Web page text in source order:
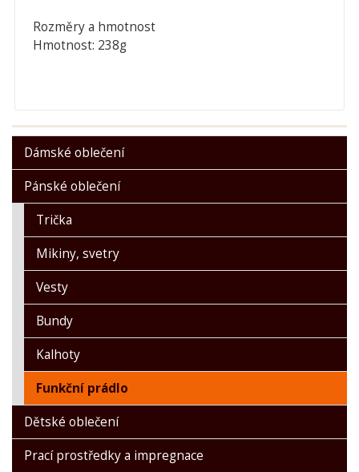
Rozměry a hmotnost
Hmotnost: 238g
Dámské oblečení
Pánské oblečení
Trička
Mikiny, svetry
Vesty
Bundy
Kalhoty
Funkční prádlo
Dětské oblečení
Prací prostředky a impregnace